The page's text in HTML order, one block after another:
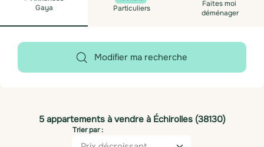
Gaya
Particuliers
Faites moi
déménager
Modifier ma recherche
5 appartements à vendre à Échirolles (38130)
Trier par :